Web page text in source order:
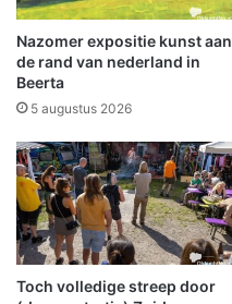
k
e
n
o
s
b
e
w
e
g
p
a
r
k
'
Nazomer expositie kunst aan
de rand van nederland in
Beerta
5 augustus 2026
Toch volledige streep door